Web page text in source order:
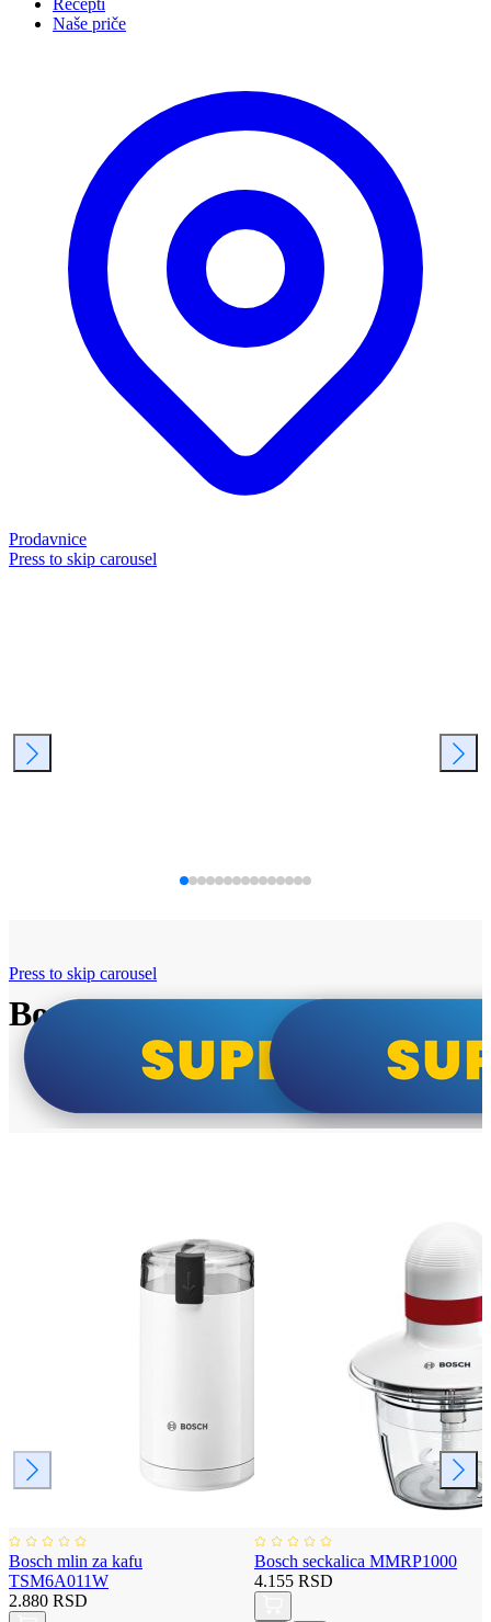
Recepti
Naše priče
Prodavnice
Press to skip carousel
Bosch super cene
Press to skip carousel
Bosch mlin za kafu
TSM6A011W
2.880 RSD
Bosch seckalica MMRP1000
4.155 RSD